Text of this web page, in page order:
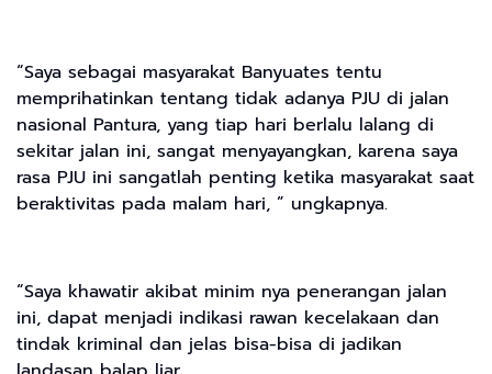
“Saya sebagai masyarakat Banyuates tentu
memprihatinkan tentang tidak adanya PJU di jalan
nasional Pantura, yang tiap hari berlalu lalang di
sekitar jalan ini, sangat menyayangkan, karena saya
rasa PJU ini sangatlah penting ketika masyarakat saat
beraktivitas pada malam hari, ” ungkapnya.
“Saya khawatir akibat minim nya penerangan jalan
ini, dapat menjadi indikasi rawan kecelakaan dan
tindak kriminal dan jelas bisa-bisa di jadikan